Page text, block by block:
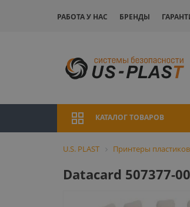
РАБОТА У НАС БРЕНДЫ
КАТАЛОГ ТОВАРОВ
U.S. PLAST Принтеры
Datacard 507377-